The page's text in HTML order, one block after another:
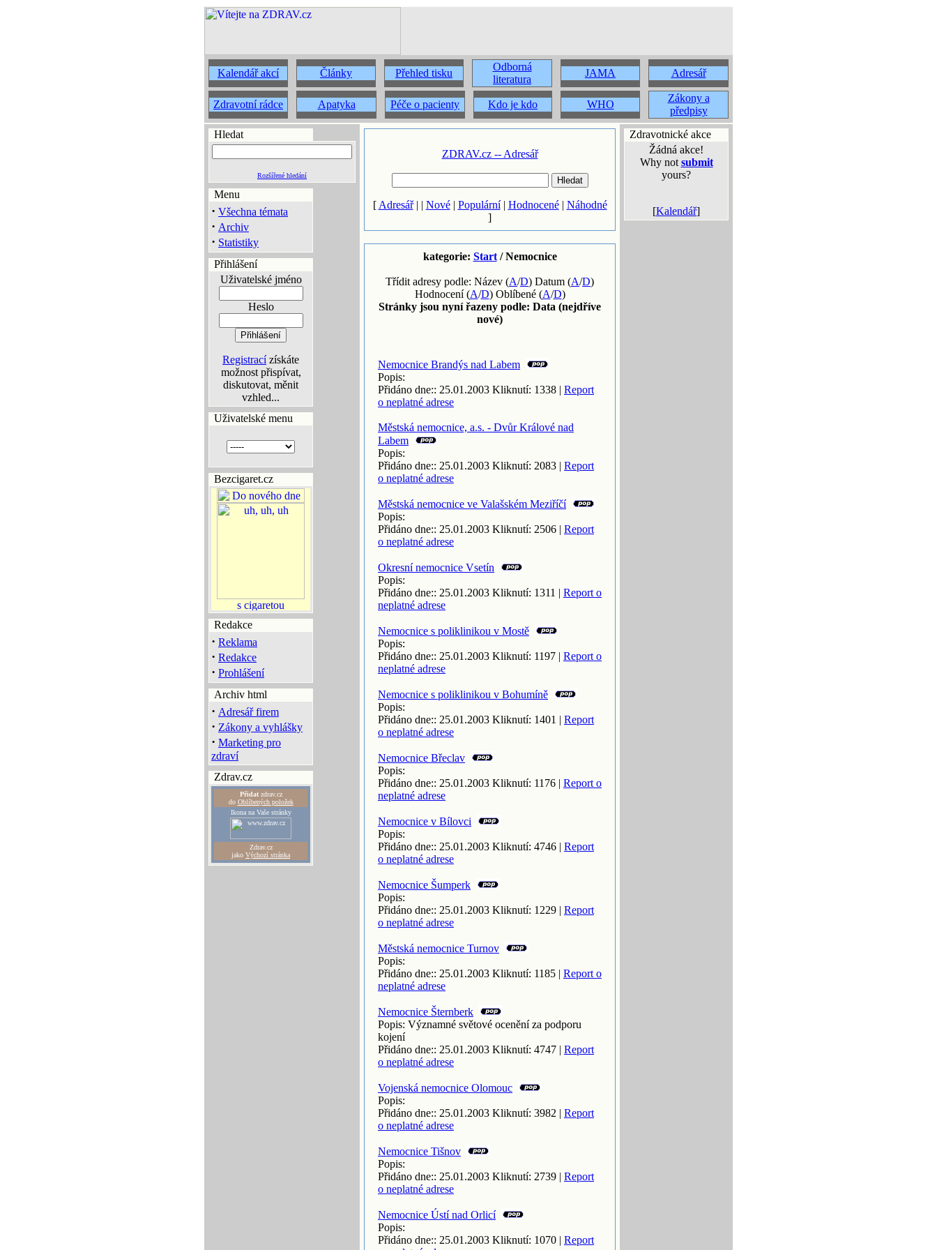
Kalendář akcí Články Přehled tisku
Odborná
literatura
JAMA Adresář
Zdravotní rádce Apatyka Péče o pacienty Kdo je kdo WHO
Zákony a
předpisy
Hledat
Rozšířené hledání
Menu
· Všechna témata
· Archiv
· Statistiky
Přihlášení
Uživatelské jméno
Heslo
Registracízískáte
možnost přispívat,
diskutovat, měnit
vzhled...
Uživatelské menu
Bezcigaret.cz
Redakce
· Reklama
· Redakce
· Prohlášení
Archiv html
· Adresář firem
· Zákony a vyhlášky
· Marketing pro
zdraví
Zdrav.cz
Přidatzdrav.cz
do Oblíbených položek
Ikona na Vaše stránky
Zdrav.cz
jako Výchozí stránka
ZDRAV.cz -- Adresář
[ Adresář| | Nové| Populární| Hodnocené| Náhodné
]
kategorie: Start/ Nemocnice
Třídit adresy podle: Název (A/D) Datum (A/D)
Hodnocení (A/D) Oblíbené (A/D)
Stránky jsou nyní řazeny podle: Data (nejdříve
nové)
Nemocnice Brandýs nad Labem
Popis:
Přidáno dne:: 25.01.2003 Kliknutí: 1338 | Report
o neplatné adrese
Městská nemocnice, a.s. - Dvůr Králové nad
Labem
Popis:
Přidáno dne:: 25.01.2003 Kliknutí: 2083 | Report
o neplatné adrese
Městská nemocnice ve Valašském Meziříčí
Popis:
Přidáno dne:: 25.01.2003 Kliknutí: 2506 | Report
o neplatné adrese
Okresní nemocnice Vsetín
Popis:
Přidáno dne:: 25.01.2003 Kliknutí: 1311 | Report o
neplatné adrese
Nemocnice s poliklinikou v Mostě
Popis:
Přidáno dne:: 25.01.2003 Kliknutí: 1197 | Report o
neplatné adrese
Nemocnice s poliklinikou v Bohumíně
Popis:
Přidáno dne:: 25.01.2003 Kliknutí: 1401 | Report
o neplatné adrese
Nemocnice Břeclav
Popis:
Přidáno dne:: 25.01.2003 Kliknutí: 1176 | Report o
neplatné adrese
Nemocnice v Bílovci
Popis:
Přidáno dne:: 25.01.2003 Kliknutí: 4746 | Report
o neplatné adrese
Nemocnice Šumperk
Popis:
Přidáno dne:: 25.01.2003 Kliknutí: 1229 | Report
o neplatné adrese
Městská nemocnice Turnov
Popis:
Přidáno dne:: 25.01.2003 Kliknutí: 1185 | Report o
neplatné adrese
Nemocnice Šternberk
Popis: Významné světové ocenění za podporu
kojení
Přidáno dne:: 25.01.2003 Kliknutí: 4747 | Report
o neplatné adrese
Vojenská nemocnice Olomouc
Popis:
Přidáno dne:: 25.01.2003 Kliknutí: 3982 | Report
o neplatné adrese
Nemocnice Tišnov
Popis:
Přidáno dne:: 25.01.2003 Kliknutí: 2739 | Report
o neplatné adrese
Nemocnice Ústí nad Orlicí
Popis:
Přidáno dne:: 25.01.2003 Kliknutí: 1070 | Report
Zdravotnické akce
Žádná akce!
Why not submit
yours?
[Kalendář]